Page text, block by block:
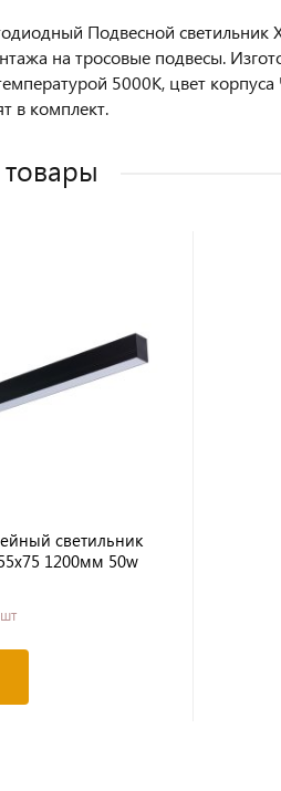
Подвесной
на тросовые подвесы.
5000K, цвет
в комплект.
светильник
1200мм 50w